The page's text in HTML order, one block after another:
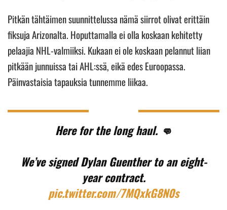
Pitkän tähtäimen suunnittelussa nämä siirrot olivat erittäin
fiksuja Arizonalta. Hoputtamalla ei olla koskaan kehitetty
pelaajia NHL-valmiiksi. Kukaan ei ole koskaan pelannut liian
pitkään junnuissa tai AHL:ssä, eikä edes Euroopassa.
Päinvastaisia tapauksia tunnemme liikaa.
Here for the long haul. 👊
We’ve signed Dylan Guenther to an eight-
year contract.
pic.twitter.com/7MQxkG8N0s